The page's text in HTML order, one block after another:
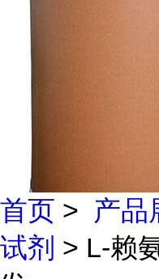
首页 > 产品
试剂 > L-赖